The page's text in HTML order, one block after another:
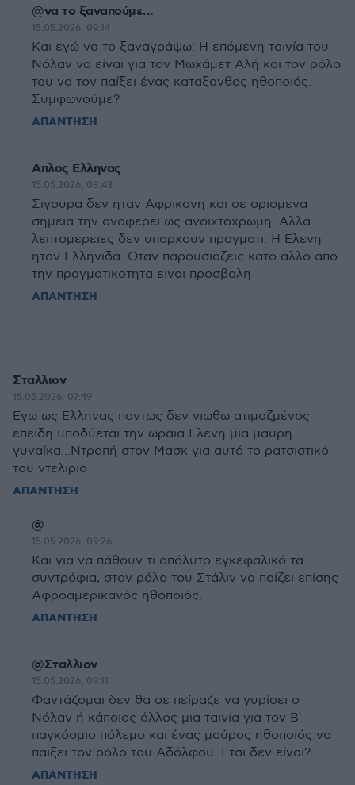
@να το ξαναπούμε...
15.05.2026, 09:14
Και εγώ να το ξαναγράψω: Η επόμενη ταινία του
Νόλαν να είναι για τον Μωχάμετ Αλή και τον ρόλο
του να τον παίξει ένας καταξανθος ηθοποιός.
Συμφωνούμε?
ΑΠΑΝΤΗΣΗ
Απλος Ελληνας
15.05.2026, 08:43
Σιγουρα δεν ηταν Αφρικανη και σε ορισμενα
σημεια την αναφερει ως ανοιχτοχρωμη. Αλλα
λεπτομερειες δεν υπαρχουν πραγματι. Η Ελενη
ηταν Ελληνιδα. Οταν παρουσιαζεις κατο αλλο απο
την πραγματικοτητα ειναι προσβολη
ΑΠΑΝΤΗΣΗ
Σταλλιον
15.05.2026, 07:49
Εγω ως Ελληνας παντως δεν νιωθω ατιμαζμένος
επειδη υποδύεται την ωραια Ελένη μια μαυρη
γυναίκα...Ντροπή στον Μασκ για αυτό το ρατσιστικό
του ντελιριο
ΑΠΑΝΤΗΣΗ
@
15.05.2026, 09:26
Και για να πάθουν τι απόλυτο εγκεφαλικό τα
συντρόφια, στον ρόλο του Στάλιν να παίζει επίσης
Αφροαμερικανός ηθοποιός.
ΑΠΑΝΤΗΣΗ
@Σταλλιον
15.05.2026, 09:11
Φαντάζομαι δεν θα σε πείραζε να γυρίσει ο
Νόλαν ή κάποιος άλλος μια ταινία για τον Β'
παγκόσμιο πόλεμο και ένας μαύρος ηθοποιός να
παιξει τον ρόλο του Αδόλφου. Ετσι δεν είναι?
ΑΠΑΝΤΗΣΗ